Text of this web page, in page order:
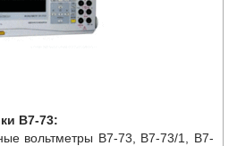
В7-73:
вольтметры В7-73, В7-73/1, В7-